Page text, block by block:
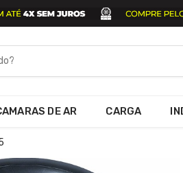
DE AR CARGA